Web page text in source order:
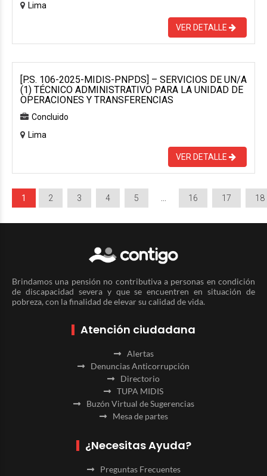
Lima
VER DETALLE
[P.S. 106-2025-MIDIS-PNPDS] – SERVICIOS DE UN/A
(1) TÉCNICO ADMINISTRATIVO PARA LA UNIDAD DE
OPERACIONES Y TRANSFERENCIAS
Concluido
Lima
VER DETALLE
1 2 3 4 5 16 17 18
Brindamos una pensión no contributiva a personas en condición
de discapacidad severa y que se encuentren en situación de
pobreza, con la finalidad de elevar su calidad de vida.
Atención ciudadana
Alertas
Denuncias Anticorrupción
Directorio
TUPA MIDIS
Buzón Virtual de Sugerencias
Mesa de partes
¿Necesitas Ayuda?
Preguntas Frecuentes